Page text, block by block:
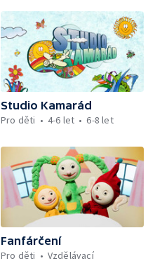
Studio Kamarád
Pro děti
4-6 let 6-8 let
Fanfárčení
Pro děti
Vzdělávací